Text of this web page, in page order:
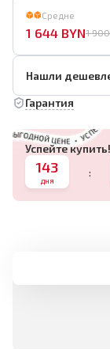
Средне
1 644 BYN1 900
Нашли
Гарантия
Успейте
143
дня
: